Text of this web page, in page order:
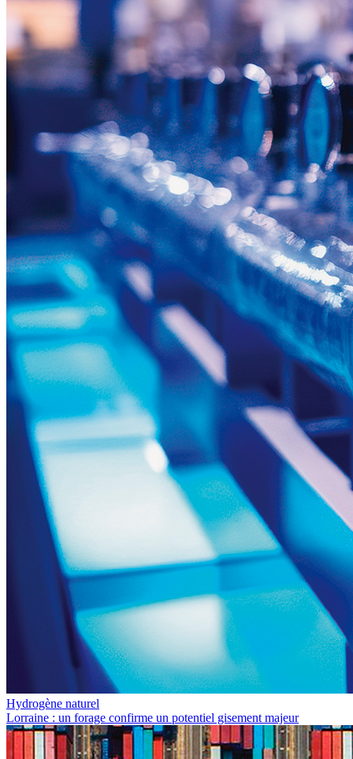
Hydrogène naturel
Lorraine : un forage confirme un potentiel gisement majeur